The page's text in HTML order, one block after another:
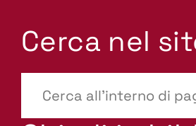
Cerca nel
site-